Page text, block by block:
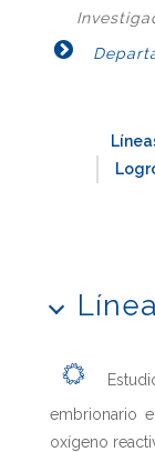
embrionario
oxígeno